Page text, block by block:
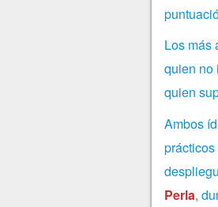
Los más
quien no
quien
Ambos
Perla,